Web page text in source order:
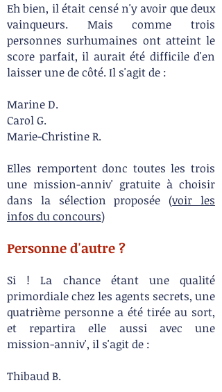
Eh bien, il était censé n'y avoir que deux
vainqueurs. Mais comme trois
personnes surhumaines ont atteint le
score parfait, il aurait été difficile d'en
laisser une de côté. Il s'agit de :
Marine D.
Carol G.
Marie-Christine R.
Elles remportent donc toutes les trois
une mission-anniv' gratuite à choisir
dans la sélection proposée (voir les
infos du concours)
Personne d'autre ?
Si ! La chance étant une qualité
primordiale chez les agents secrets, une
quatrième personne a été tirée au sort,
et repartira elle aussi avec une
mission-anniv', il s'agit de :
Thibaud B.